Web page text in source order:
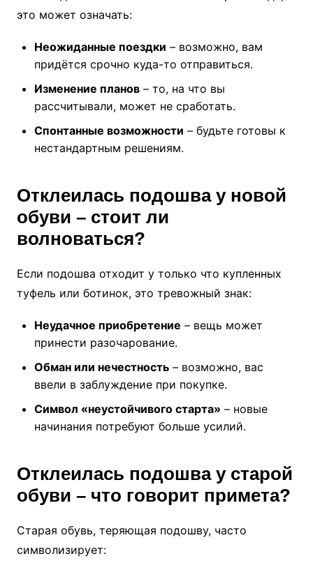
это может означать:
Неожиданные поездки – возможно, вам
придётся срочно куда-то отправиться.
Изменение планов– то, на что вы
рассчитывали, может не сработать.
Спонтанные возможности – будьте готовы к
нестандартным решениям.
Отклеилась подошва у новой
обуви – стоит ли
волноваться?
Если подошва отходит у только что купленных
туфель или ботинок, это тревожный знак:
Неудачное приобретение – вещь может
принести разочарование.
Обман или нечестность– возможно, вас
ввели в заблуждение при покупке.
Символ «неустойчивого старта» – новые
начинания потребуют больше усилий.
Отклеилась подошва у старой
обуви – что говорит примета?
Старая обувь, теряющая подошву, часто
символизирует: